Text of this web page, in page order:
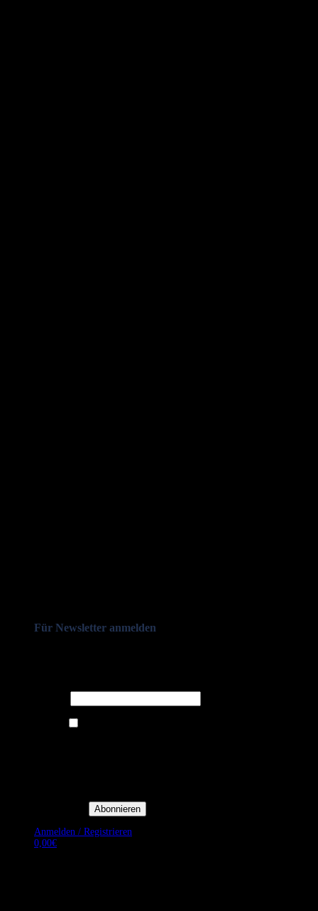
Für Newsletter anmelden
Anmelden / Registrieren
0,00€